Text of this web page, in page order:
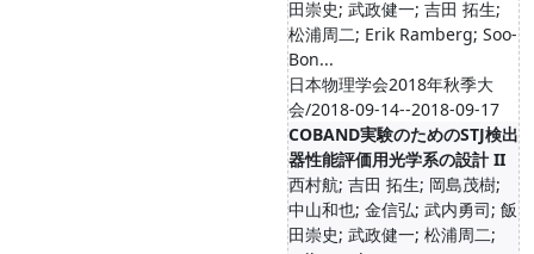
⽥崇史; 武政健⼀; 吉田 拓生;
松浦周二; Erik Ramberg; Soo-
Bon...
日本物理学会2018年秋季大
会/2018-09-14--2018-09-17
COBAND実験のためのSTJ検出
器性能評価⽤光学系の設計 II
西村航; 吉田 拓生; 岡島茂樹;
中山和也; ⾦信弘; 武内勇司; 飯
⽥崇史; 武政健⼀; 松浦周二;